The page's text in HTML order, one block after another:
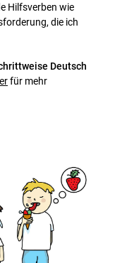
Hilfsverben wie
die ich
Deutsch
für mehr